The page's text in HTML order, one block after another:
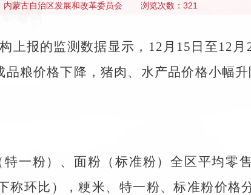
内蒙古自治区发展和改革委员会 浏览次数：321
上报的监测数据显示，12月15日至12
粮价格下降，猪肉、水产品价格小幅
一粉）、面粉（标准粉）全区平均零
称环比），粳米、特一粉、标准粉价格